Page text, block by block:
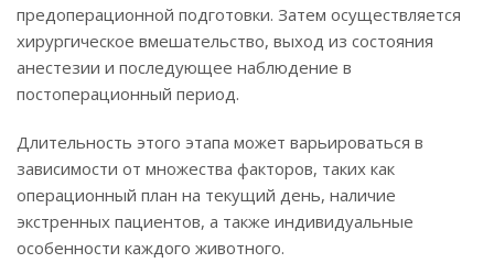
предоперационной подготовки. Затем осуществляется
хирургическое вмешательство, выход из состояния
анестезии и последующее наблюдение в
постоперационный период.
Длительность этого этапа может варьироваться в
зависимости от множества факторов, таких как
операционный план на текущий день, наличие
экстренных пациентов, а также индивидуальные
особенности каждого животного.